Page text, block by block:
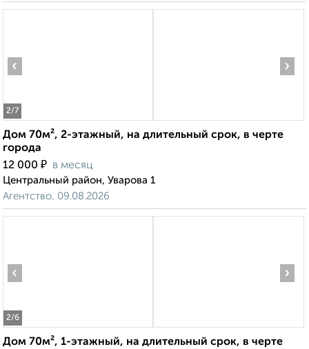
2/7
‹ ›
Дом 70м², 2-этажный, на длительный срок, в черте
города
12 000 ₽ в месяц
Центральный район, Уварова 1
Агентство, 09.08.2026
2/6
‹ ›
Дом 70м², 1-этажный, на длительный срок, в черте